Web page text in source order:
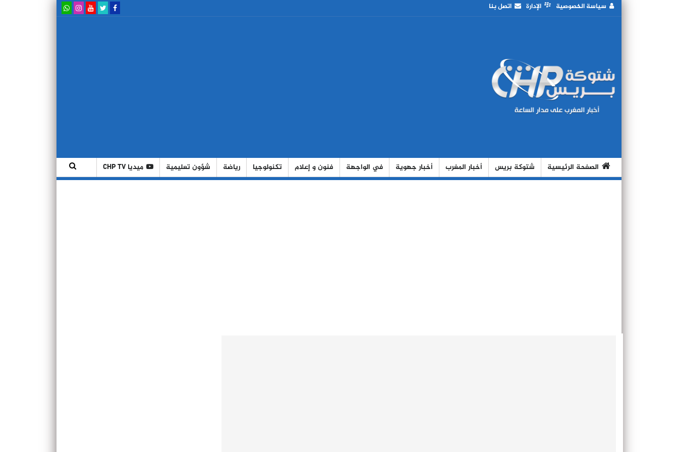
سياسة الخصوصية الإدارة اتصل بنا
الصفحة الرئيسية شتوكة بريس أخبار المغرب أخبار جهوية في الواجهة فنون و إعلام تكنولوجيا رياضة شؤون تعليمية ميديا CHP TV